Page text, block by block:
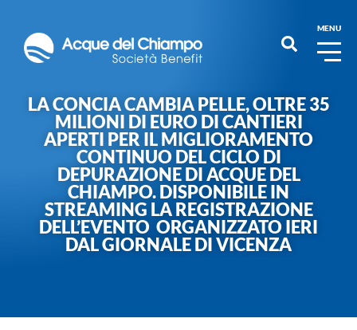
MENU
LA CONCIA CAMBIA PELLE, OLTRE 35
MILIONI DI EURO DI CANTIERI
APERTI PER IL MIGLIORAMENTO
CONTINUO DEL CICLO DI
DEPURAZIONE DI ACQUE DEL
CHIAMPO. DISPONIBILE IN
STREAMING LA REGISTRAZIONE
DELL’EVENTO ORGANIZZATO IERI
DAL GIORNALE DI VICENZA